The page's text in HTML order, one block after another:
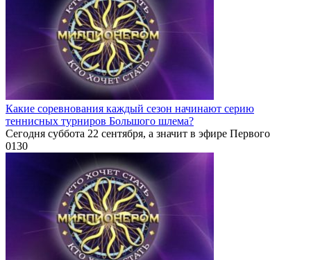
Какие соревнования каждый сезон начинают серию
теннисных турниров Большого шлема?
Сегодня суббота 22 сентября, а значит в эфире Первого
0130